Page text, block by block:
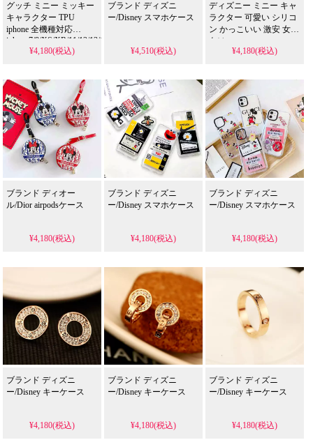
グッチ ミニー ミッキー
キャラクター TPU
iphone 全機種対応
iphone7/8/XS/XR/11/12/13/14/15/16/17
激安 衝撃 吸収 コピー
¥4,180(税込)
ブランド ディズニ
ー/Disney スマホケース
¥4,510(税込)
ディズニー ミニー キャ
ラクター 可愛い シリコ
ン かっこいい 激安 女性
向け
iphone7/8/XS/XR/11/12
¥4,180(税込)
ブランド ディオー
ル/Dior airpodsケース
¥4,180(税込)
ブランド ディズニ
ー/Disney スマホケース
¥4,180(税込)
ブランド ディズニ
ー/Disney スマホケース
¥4,180(税込)
ブランド ディズニ
ー/Disney キーケース
¥4,180(税込)
ブランド ディズニ
ー/Disney キーケース
¥4,180(税込)
ブランド ディズニ
ー/Disney キーケース
¥4,180(税込)